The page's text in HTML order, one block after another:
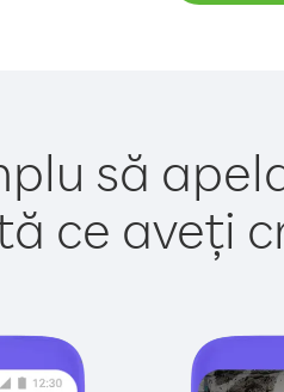
să
ce aveți